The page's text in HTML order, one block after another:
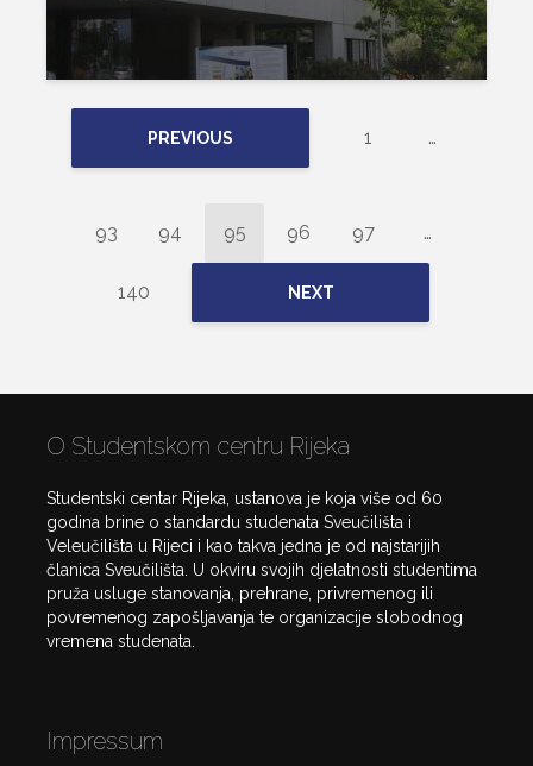
PREVIOUS 1 …
93 94 95 96 97 …
140 NEXT
O Studentskom centru Rijeka
Studentski centar Rijeka, ustanova je koja više od 60
godina brine o standardu studenata Sveučilišta i
Veleučilišta u Rijeci i kao takva jedna je od najstarijih
članica Sveučilišta. U okviru svojih djelatnosti studentima
pruža usluge stanovanja, prehrane, privremenog ili
povremenog zapošljavanja te organizacije slobodnog
vremena studenata.
Impressum